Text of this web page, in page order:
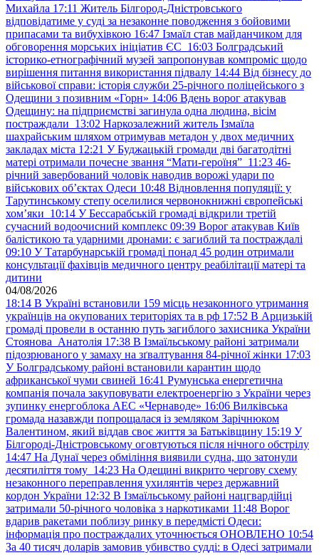
Михайла 17:11 Житель Білгород-Дністровського
відповідатиме у суді за незаконне поводження з бойовими
припасами та вибухівкою 16:47 Ізмаїл став майданчиком для
обговорення морських ініціатив ЄС 16:03 Болградський
історико-етнографічний музей запропонував компроміс щодо
вирішення питання використання підвалу 14:44 Від бізнесу до
військової справи: історія служби 25-річного поліцейського з
Одещини з позивним «Горн» 14:06 Вдень ворог атакував
Одещину: на підприємстві загинула одна людина, вісім
постраждали 13:02 Наркозалежний житель Ізмаїла
шахрайським шляхом отримував метадон у двох медичних
закладах міста 12:21 У Буджацькій громади дві багатодітні
матері отримали почесне звання “Мати-героїня” 11:23 46-
річний завербований чоловік наводив ворожі удари по
військових обʼєктах Одеси 10:48 Відновлення популяції: у
Тарутинському степу оселилися червонокнижні європейські
хом’яки 10:14 У Бессарабській громаді відкрили третій
сучасний водоочисний комплекс 09:39 Ворог атакував Київ
балістикою та ударними дронами: є загиблий та постраждалі
09:10 У Татарбунарській громаді понад 45 родин отримали
консультації фахівців медичного центру реабілітації матері та
дитини
04/08/2026
18:14 В Україні встановили 159 місць незаконного утримання
українців на окупованих територіях та в рф 17:52 В Арцизькій
громаді провели в останню путь загиблого захисника України
Стоянова Анатолія 17:38 В Ізмаїльському районі затримали
підозрюваного у замаху на зґвалтування 84-річної жінки 17:03
У Болградському районі встановили карантин щодо
африканської чуми свиней 16:41 Румунська енергетична
компанія почала закуповувати електроенергію з України через
зупинку енергоблока АЕС «Чернаводе» 16:06 Вилківська
громада назавжди попрощалася із земляком Зарічнюком
Валентином, який віддав своє життя за Батьківщину 15:19 У
Білгороді-Дністровському оговтуються після нічного обстрілу
14:47 На Дунаї через обміління виявили судна, що затонули
десятиліття тому 14:23 На Одещині викрито чергову схему
незаконного переправлення ухилянтів через державний
кордон України 12:32 В Ізмаїльському районі нацгвардійці
затримали 50-річного чоловіка з наркотиками 11:48 Ворог
вдарив ракетами поблизу ринку в передмісті Одеси:
інформація про постраждалих уточнюється ОНОВЛЕНО 10:54
За 40 тисяч доларів замовив убивство судді: в Одесі затримали